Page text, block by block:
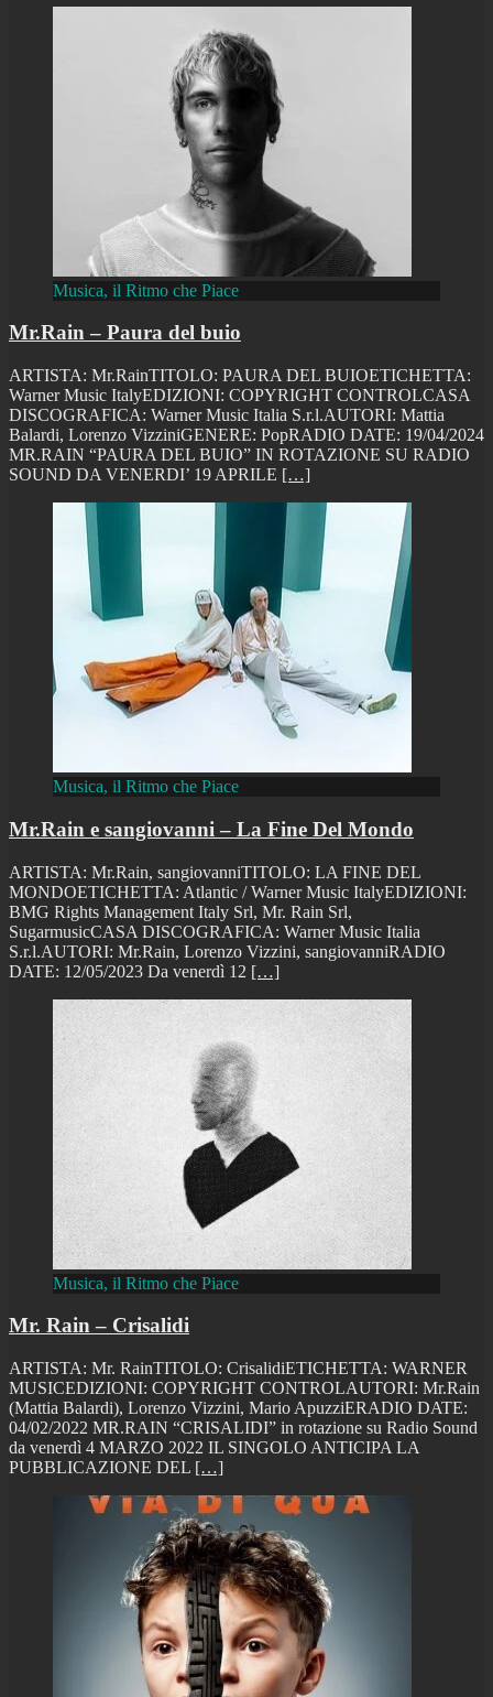
Musica, il Ritmo che Piace
Mr.Rain – Paura del buio
ARTISTA: Mr.RainTITOLO: PAURA DEL BUIOETICHETTA:
Warner Music ItalyEDIZIONI: COPYRIGHT CONTROLCASA
DISCOGRAFICA: Warner Music Italia S.r.l.AUTORI: Mattia
Balardi, Lorenzo VizziniGENERE: PopRADIO DATE: 19/04/2024
MR.RAIN “PAURA DEL BUIO” IN ROTAZIONE SU RADIO
SOUND DA VENERDI’ 19 APRILE […]
Musica, il Ritmo che Piace
Mr.Rain e sangiovanni – La Fine Del Mondo
ARTISTA: Mr.Rain, sangiovanniTITOLO: LA FINE DEL
MONDOETICHETTA: Atlantic / Warner Music ItalyEDIZIONI:
BMG Rights Management Italy Srl, Mr. Rain Srl,
SugarmusicCASA DISCOGRAFICA: Warner Music Italia
S.r.l.AUTORI: Mr.Rain, Lorenzo Vizzini, sangiovanniRADIO
DATE: 12/05/2023 Da venerdì 12 […]
Musica, il Ritmo che Piace
Mr. Rain – Crisalidi
ARTISTA: Mr. RainTITOLO: CrisalidiETICHETTA: WARNER
MUSICEDIZIONI: COPYRIGHT CONTROLAUTORI: Mr.Rain
(Mattia Balardi), Lorenzo Vizzini, Mario ApuzziERADIO DATE:
04/02/2022 MR.RAIN “CRISALIDI” in rotazione su Radio Sound
da venerdì 4 MARZO 2022 IL SINGOLO ANTICIPA LA
PUBBLICAZIONE DEL […]